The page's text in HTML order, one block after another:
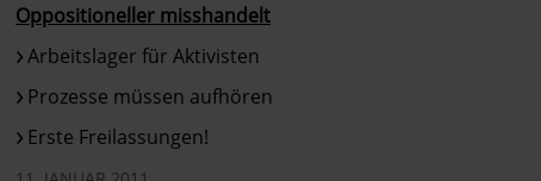
Oppositioneller misshandelt
Arbeitslager für Aktivisten
Prozesse müssen aufhören
Erste Freilassungen!